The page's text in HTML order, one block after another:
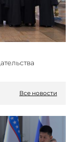
Все новости